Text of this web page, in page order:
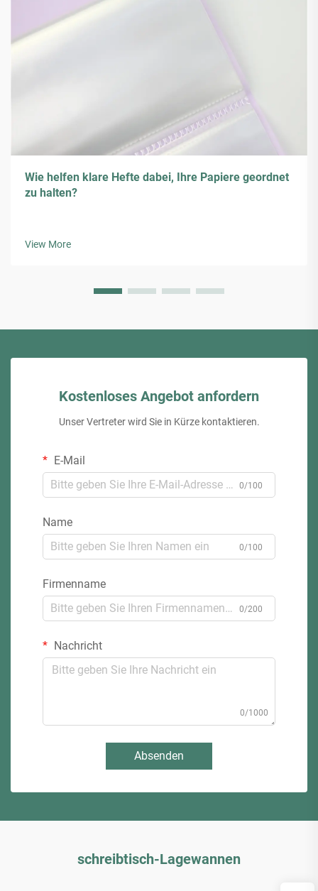
Wie helfen klare Hefte dabei, Ihre Papiere geordnet
zu halten?
View More
Kostenloses Angebot anfordern
Unser Vertreter wird Sie in Kürze kontaktieren.
E-Mail
0/100
Name
0/100
Firmenname
0/200
Nachricht
0/1000
Absenden
schreibtisch-Lagewannen